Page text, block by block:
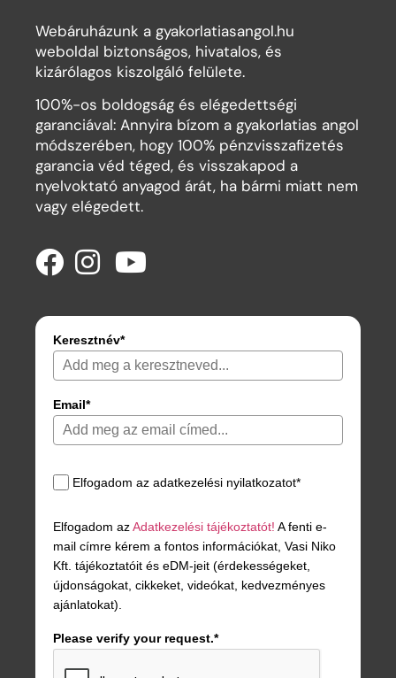
Webáruházunk a gyakorlatiasangol.hu
weboldal biztonságos, hivatalos, és
kizárólagos kiszolgáló felülete.
100%-os boldogság és elégedettségi
garanciával: Annyira bízom a gyakorlatias angol
módszerében, hogy 100% pénzvisszafizetés
garancia véd téged, és visszakapod a
nyelvoktató anyagod árát, ha bármi miatt nem
vagy elégedett.
Keresztnév*
Email*
Elfogadom az adatkezelési nyilatkozatot*
Elfogadom azAdatkezelési tájékoztatót! A fenti e-
mail címre kérem a fontos információkat, Vasi Niko
Kft. tájékoztatóit és eDM-jeit (érdekességeket,
újdonságokat, cikkeket, videókat, kedvezményes
ajánlatokat).
Please verify your request.*